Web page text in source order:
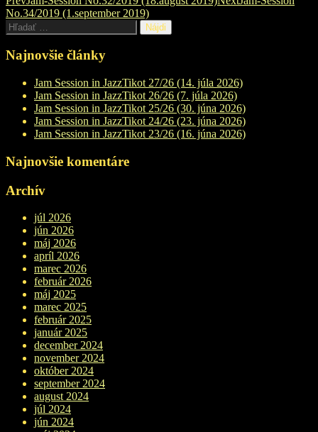
navigation
No.34/2019 (1.september 2019)
Hľadať:
Najnovšie články
Jam Session in JazzTikot 27/26 (14. júla 2026)
Jam Session in JazzTikot 26/26 (7. júla 2026)
Jam Session in JazzTikot 25/26 (30. júna 2026)
Jam Session in JazzTikot 24/26 (23. júna 2026)
Jam Session in JazzTikot 23/26 (16. júna 2026)
Najnovšie komentáre
Archív
júl 2026
jún 2026
máj 2026
apríl 2026
marec 2026
február 2026
máj 2025
marec 2025
február 2025
január 2025
december 2024
november 2024
október 2024
september 2024
august 2024
júl 2024
jún 2024